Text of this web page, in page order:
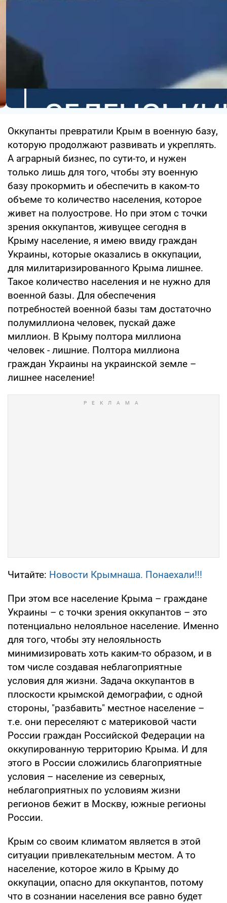
Оккупанты превратили Крым в военную базу,
которую продолжают развивать и укреплять.
А аграрный бизнес, по сути-то, и нужен
только лишь для того, чтобы эту военную
базу прокормить и обеспечить в каком-то
объеме то количество населения, которое
живет на полуострове. Но при этом с точки
зрения оккупантов, живущее сегодня в
Крыму население, я имею ввиду граждан
Украины, которые оказались в оккупации,
для милитаризированного Крыма лишнее.
Такое количество населения и не нужно для
военной базы. Для обеспечения
потребностей военной базы там достаточно
полумиллиона человек, пускай даже
миллион. В Крыму полтора миллиона
человек - лишние. Полтора миллиона
граждан Украины на украинской земле –
лишнее население!
Читайте: Новости Крымнаша. Понаехали!!!
При этом все население Крыма – граждане
Украины – с точки зрения оккупантов – это
потенциально нелояльное население. Именно
для того, чтобы эту нелояльность
минимизировать хоть каким-то образом, и в
том числе создавая неблагоприятные
условия для жизни. Задача оккупантов в
плоскости крымской демографии, с одной
стороны, "разбавить" местное население –
т.е. они переселяют с материковой части
России граждан Российской Федерации на
оккупированную территорию Крыма. И для
этого в России сложились благоприятные
условия – население из северных,
неблагоприятных по условиям жизни
регионов бежит в Москву, южные регионы
России.
Крым со своим климатом является в этой
ситуации привлекательным местом. А то
население, которое жило в Крыму до
оккупации, опасно для оккупантов, потому
что в сознании населения все равно будет